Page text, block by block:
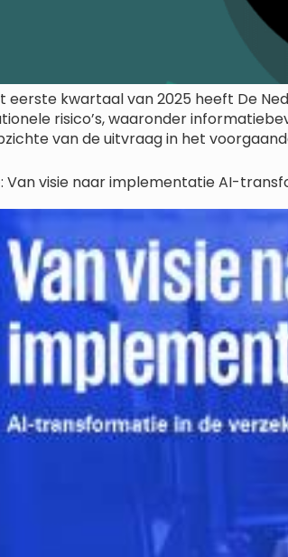
eerste kwartaal van 2025 heeft De
risico’s, waaronder
van de uitvraag in het
Van visie naar implementatie AI-